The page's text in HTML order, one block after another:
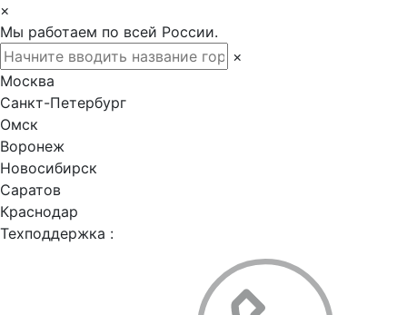
×
Мы работаем по всей России.
×
Москва
Санкт-Петербург
Омск
Воронеж
Новосибирск
Саратов
Краснодар
Техподдержка :